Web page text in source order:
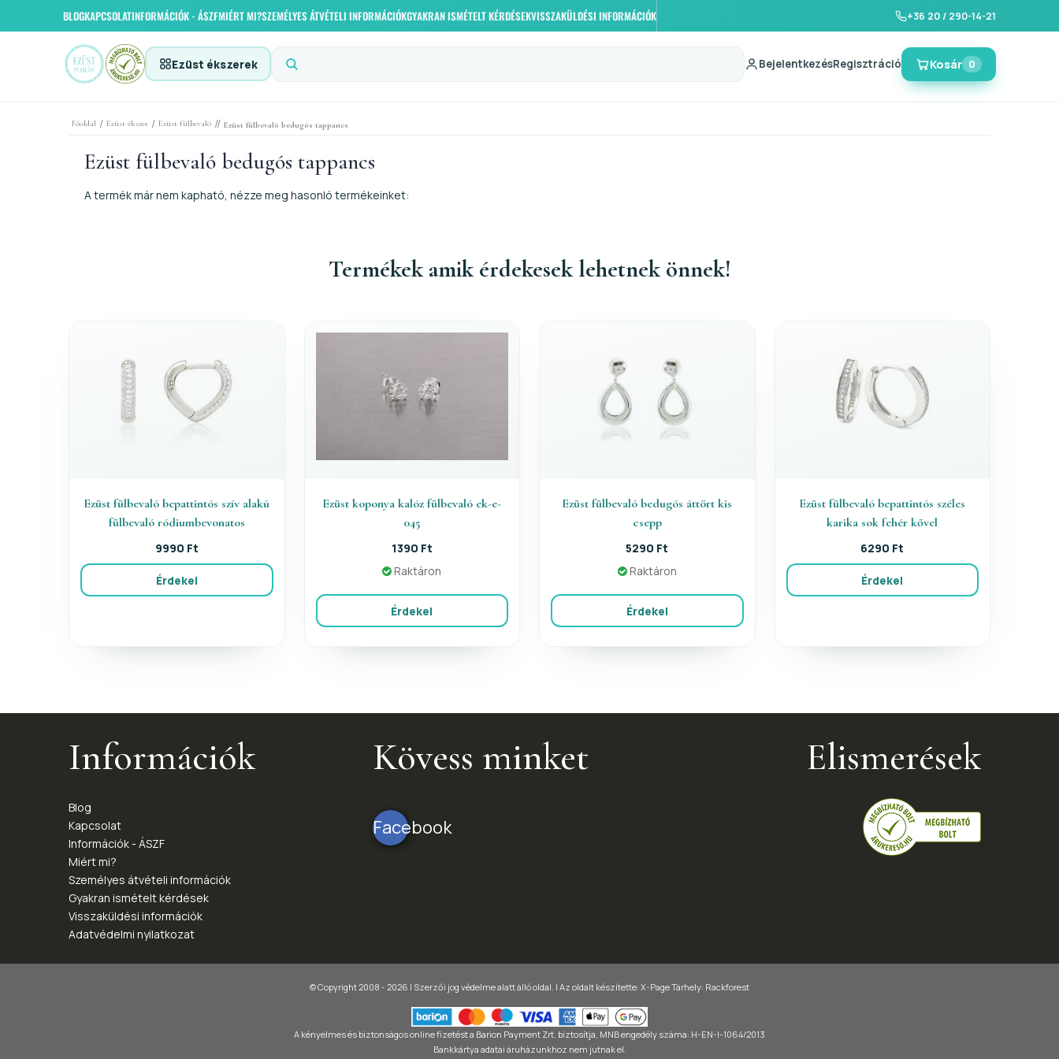
BLOGKAPCSOLATINFORMÁCIÓK - ÁSZFMIÉRT MI?SZEMÉLYES ÁTVÉTELI INFORMÁCIÓKGYAKRAN ISMÉTELT KÉRDÉSEKVISSZAKÜLDÉSI INFORMÁCIÓK +36 20 / 290-14-21
Ezüst ékszerek BejelentkezésRegisztráció Kosár 0
Főoldal / Ezüst ékszer / Ezüst fülbevaló // Ezüst fülbevaló bedugós tappancs
Ezüst fülbevaló bedugós tappancs
A termék már nem kapható, nézze meg hasonló termékeinket:
Termékek amik érdekesek lehetnek önnek!
Ezüst fülbevaló bepattintós szív alakú
fülbevaló ródiumbevonatos
9990 Ft
Érdekel
Ezüst koponya kalóz fülbevaló ek-e-
045
1390 Ft
Raktáron
Érdekel
Ezüst fülbevaló bedugós áttört kis
csepp
5290 Ft
Raktáron
Érdekel
Ezüst fülbevaló bepattintós széles
karika sok fehér kővel
6290 Ft
Érdekel
Információk
Blog
Kapcsolat
Információk - ÁSZF
Miért mi?
Személyes átvételi információk
Gyakran ismételt kérdések
Visszaküldési információk
Adatvédelmi nyilatkozat
Kövess minket
Facebook
Elismerések
© Copyright 2008 - 2026 | Szerzői jog védelme alatt álló oldal. | Az oldalt készítette: X-PageTárhely: Rackforest
A kényelmes és biztonságos online fizetést a Barion Payment Zrt. biztosítja, MNB engedély száma: H-EN-I-1064/2013
Bankkártya adatai áruházunkhoz nem jutnak el.